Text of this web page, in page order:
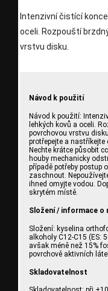
Intenzivní čistící
oceli. Rozpouští
vrstvu disku.
Návod k použití
Návod k použití:
lehkých kovů a oceli.
povrchovou vrstvu
protřepejte a nastříkejte
Nechte krátce působit
houby mechanicky
případě potřeby postup
zaschnout.
ihned omyjte vodou.
skrytém místě.
Složení / informace o
Složení: kyselina
alkoholy C12-C15 (ES:
avšak méně než 15%
povrchově aktivních
Skladovatelnost